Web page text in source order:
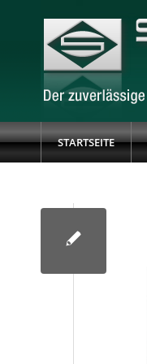
STARTSEITE